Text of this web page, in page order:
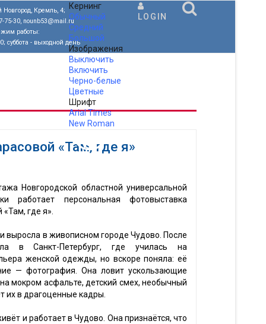
Новгород, Кремль, 4;
75-30, nounb53@mail.ru
работы:
суббота - выходной день
Кернинг
Обычный
Средний
Большой
Изображения
Выключить
Включить
Черно-белые
Цветные
Шрифт
ArialTimes
New Roman
LOGIN
«Там, где я»
Новгородской областной универсальной
работает персональная фотовыставка
где я».
выросла в живописном городе Чудово. После
в Санкт-Петербург, где училась на
женской одежды, но вскоре поняла: её
— фотография. Она ловит ускользающие
мокром асфальте, детский смех, необычный
их в драгоценные кадры.
и работает в Чудово. Она признаётся, что